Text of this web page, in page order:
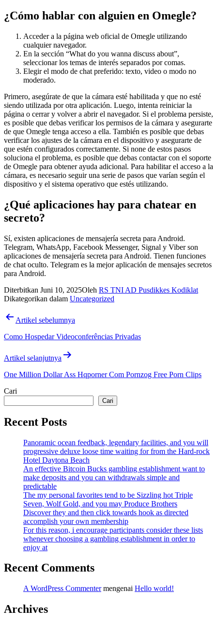
¿Cómo hablar con alguien en Omegle?
Acceder a la página web oficial de Omegle utilizando
cualquier navegador.
En la sección “What do you wanna discuss about”,
seleccionar los temas de interés separados por comas.
Elegir el modo de chat preferido: texto, video o modo no
moderado.
Primero, asegúrate de que la cámara esté habilitada y que no esté
siendo utilizada por otra aplicación. Luego, intenta reiniciar la
página o cerrar y volver a abrir el navegador. Si el problema persiste,
es posible que debas verificar los permisos de la cámara y asegurarte
de que Omegle tenga acceso a ella. También es posible que debas
verificar los ajustes de la cámara en el dispositivo y asegurarte de
que estén configurados correctamente. Si none de estos pasos
soluciona el problema, es posible que debas contactar con el soporte
de Omegle para obtener ayuda adicional. Para habilitar el acceso a la
cámara, es necesario seguir una serie de pasos que varían según el
dispositivo y el sistema operativo que estés utilizando.
¿Qué aplicaciones hay para chatear en
secreto?
Sí, existen aplicaciones de mensajería secreta para Android.
Telegram, WhatsApp, Facebook Messenger, Signal y Viber son
aplicaciones de mensajería secreta para Android. Tienen funciones
de chat oculto. Telegram es la mejor aplicación de mensajes secretos
para Android.
Diterbitkan Juni 10, 2025Oleh RS TNI AD Pusdikkes Kodiklat
Dikategorikan dalam Uncategorized
Navigasi
Artikel sebelumnya
Como Hospedar Videoconferências Privadas
Artikel selanjutnya
One Million Dollar Ass Hqporner Com Pornzog Free Porn Clips
Cari
Cari
Recent Posts
Panoramic ocean feedback, legendary facilities, and you will
progressive deluxe loose time waiting for from the Hard-rock
Hotel Daytona Beach
An effective Bitcoin Bucks gambling establishment want to
make deposits and you can withdrawals simple and
predictable
The my personal favorites tend to be Sizzling hot Triple
Seven, Wolf Gold, and you may Produce Brothers
Discover they and then click towards hook as directed
accomplish your own membership
For this reason, i encourage participants consider these lists
whenever choosing a gambling establishment in order to
enjoy at
Recent Comments
A WordPress Commentermengenai Hello world!
Archives